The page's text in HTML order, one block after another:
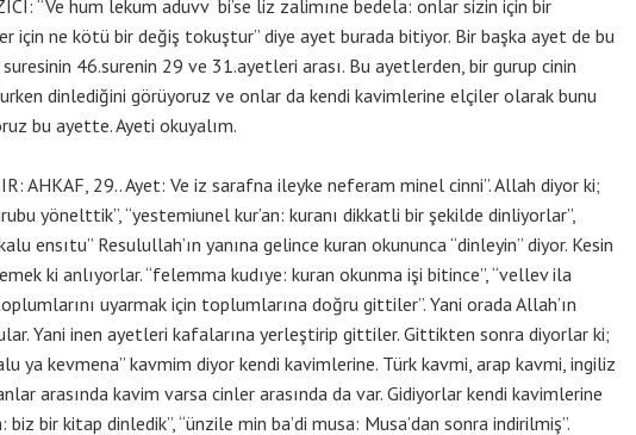
“Ve hum lekum aduvv bi’se liz zalimıne bedela: onlar sizin için bir
için ne kötü bir değiş tokuştur” diye ayet burada bitiyor. Bir başka ayet de bu
46.surenin 29 ve 31.ayetleri arası. Bu ayetlerden, bir gurup cinin
dinlediğini görüyoruz ve onlar da kendi kavimlerine elçiler olarak bunu
bu ayette. Ayeti okuyalım.
AHKAF, 29.. Ayet: Ve iz sarafna ileyke neferam minel cinni”. Allah diyor ki;
yönelttik”, “yestemiunel kur’an: kuranı dikkatli bir şekilde dinliyorlar”,
ensıtu” Resulullah’ın yanına gelince kuran okununca “dinleyin” diyor. Kesin
ki anlıyorlar. “felemma kudıye: kuran okunma işi bitince”, “vellev ila
uyarmak için toplumlarına doğru gittiler”. Yani orada Allah’ın
Yani inen ayetleri kafalarına yerleştirip gittiler. Gittikten sonra diyorlar ki;
ya kevmena” kavmim diyor kendi kavimlerine. Türk kavmi, arap kavmi, ingiliz
arasında kavim varsa cinler arasında da var. Gidiyorlar kendi kavimlerine
biz bir kitap dinledik”, “ünzile min ba’di musa: Musa’dan sonra indirilmiş”.